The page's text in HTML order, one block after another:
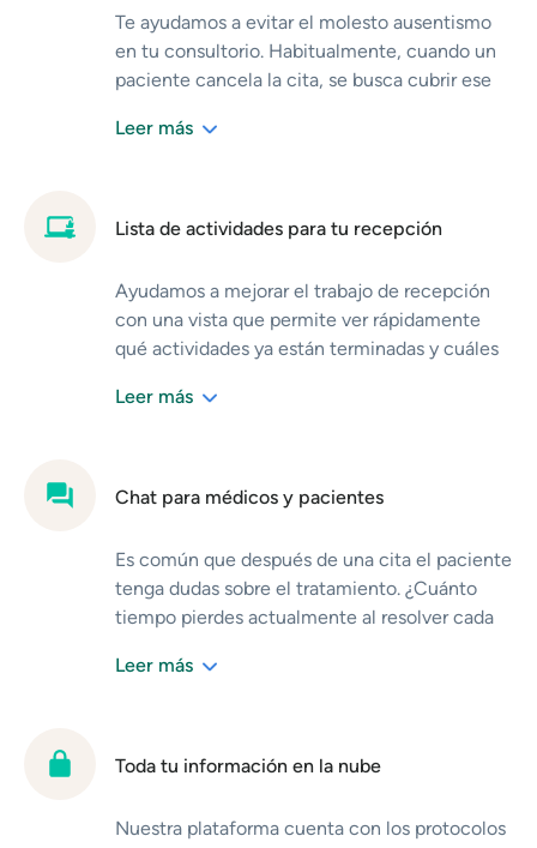
No necesitas ninguna experiencia para
analizar tus métricas, ya que todo puedes
verlo en un panel muy sencillo de entender
Te ayudamos a evitar el molesto ausentismo
en tu consultorio. Habitualmente, cuando un
paciente cancela la cita, se busca cubrir ese
mayoría de los casos esto se complica
pueden decidir si quieren recibir
espacio anterior a su cita se libera. Así,
te
ayudamos a evitar el ausentismo en un 70%
mejoramos la experiencia completa de tus
pacientes.
Leer más
Lista de actividades para tu recepción
Ayudamos a mejorar el trabajo de recepción
con una vista que permite ver rápidamente
qué actividades ya están terminadas y cuáles
pacientes ya confirmaron cita, cuáles todavía
¡Dile adiós a las complicaciones en tu
Leer más
Chat para médicos y pacientes
Es común que después de una cita el paciente
tenga dudas sobre el tratamiento. ¿Cuánto
tiempo pierdes actualmente al resolver cada
Sabemos que quieres ofrecerles la mejor
efectiva. Este sistema de chat cuenta con los
el mundo. comparte todo lo que necesites de
Leer más
Toda tu información en la nube
Nuestra plataforma cuenta con los protocolos